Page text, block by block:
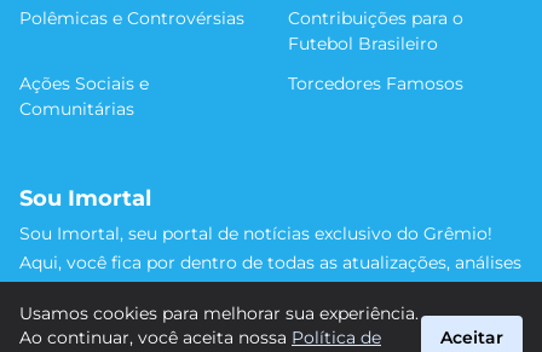
Polêmicas e Controvérsias
Contribuições para o
Futebol Brasileiro
Ações Sociais e
Comunitárias
Torcedores Famosos
Sou Imortal
Sou Imortal, seu portal de notícias exclusivo do Grêmio!
Aqui, você fica por dentro de todas as atualizações, análises
detalhe da trajetória do nosso time rumo às vitórias!
Usamos cookies para melhorar sua experiência.
Ao continuar, você aceita nossa Política de
Aceitar